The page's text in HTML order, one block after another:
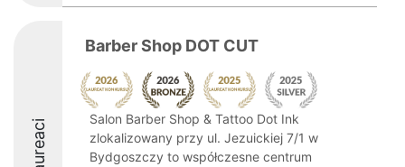
Laureaci
Barber Shop DOT CUT
Salon Barber Shop & Tattoo Dot Ink
zlokalizowany przy ul. Jezuickiej 7/1 w
Bydgoszczy to współczesne centrum